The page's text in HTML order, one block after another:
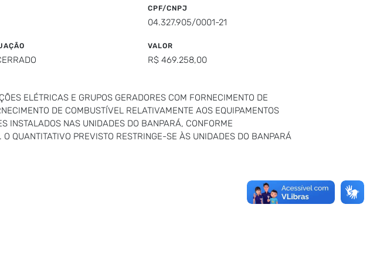
CPF/CNPJ
04.327.905/0001-21
VALOR
R$ 469.258,00
ELÉTRICAS E GRUPOS GERADORES COM FORNECIMENTO DE
DE COMBUSTÍVEL RELATIVAMENTE AOS EQUIPAMENTOS
INSTALADOS NAS UNIDADES DO BANPARÁ, CONFORME
QUANTITATIVO PREVISTO RESTRINGE-SE ÀS UNIDADES DO BANPARÁ